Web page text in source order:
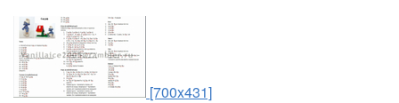
[700x431]